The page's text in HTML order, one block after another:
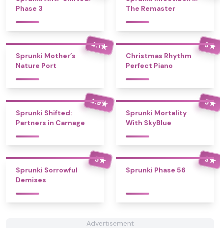
Phase 3
The Remaster
4.1★
Sprunki Mother’s
Nature Port
3★
Christmas Rhythm
Perfect Piano
4.9★
Sprunki Shifted:
Partners in Carnage
5★
Sprunki Mortality
With SkyBlue
5★
Sprunki Sorrowful
Demises
3★
Sprunki Phase 56
Advertisement